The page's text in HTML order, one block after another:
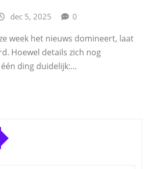
dec 5, 2025 0
week het nieuws domineert, laat
Hoewel details zich nog
ding duidelijk:…